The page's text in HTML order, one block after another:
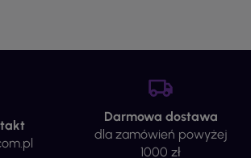
Darmowa dostawa
dla zamówień powyżej
1000 zł